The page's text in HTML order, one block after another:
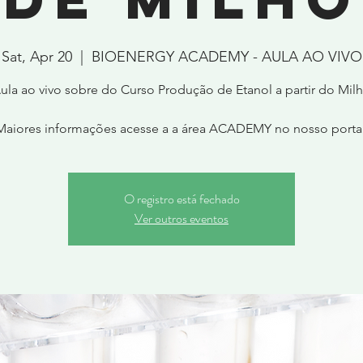
Sat, Apr 20
  |
BIOENERGY ACADEMY - AULA AO VIVO
ao vivo sobre do Curso Produção de Etanol a partir do
informações acesse a a área ACADEMY no nosso
O registro está fechado
Ver outros eventos